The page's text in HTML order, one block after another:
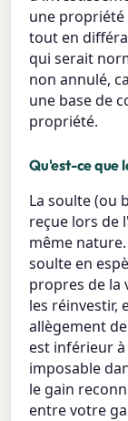
une
tout en
qui serait
non annulé,
une base de
propriété.
Qu'est-ce que
La soulte (ou
reçue lors de
même
soulte en
propres de la
les réinvestir,
allègement
est inférieur
imposable
le gain
entre votre